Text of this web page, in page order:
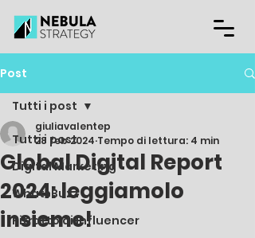
Post
Tutti i post
Digital Marketing
WhatsBuzz
Ritratto di influencer
Tutti i post
Global Digital Report
2024: leggiamolo
insieme!
giuliavalentep
28 feb 2024 Tempo di lettura: 4 min